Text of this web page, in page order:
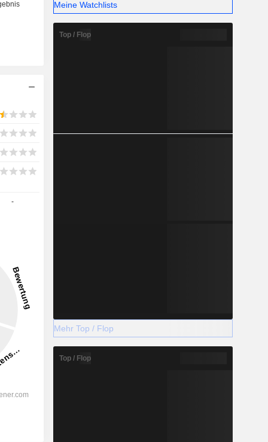
-
Meine Watchlists
Top / Flop
Mehr Top / Flop
Top / Flop